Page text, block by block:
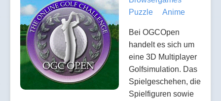
Puzzle
Anime
Bei OGCOpen
handelt es sich um
eine 3D Multiplayer
Golfsimulation. Das
Spielgeschehen, die
Spielfiguren sowie